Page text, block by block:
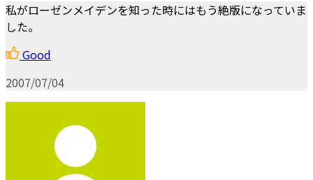
私がローゼンメイデンを知った時にはもう絶版になっていま
した。
Good
2007/07/04